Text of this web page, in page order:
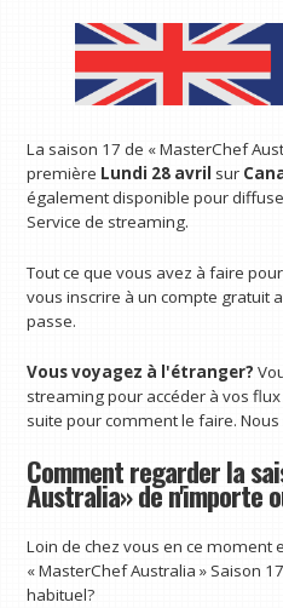
La saison 17 de « MasterChef
première Lundi 28 avril sur
également disponible pour
Service de streaming.
Tout ce que vous avez à faire
vous inscrire à un compte gratuit
passe.
Vous voyagez à l'étranger?
streaming pour accéder à vos
suite pour comment le faire.
Comment regarder la
Australia» de n'importe
Loin de chez vous en ce moment
« MasterChef Australia » Saison
habituel?